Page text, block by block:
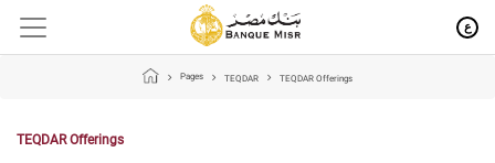
ع
Pages TEQDAR TEQDAR Offerings
TEQDAR Offerings